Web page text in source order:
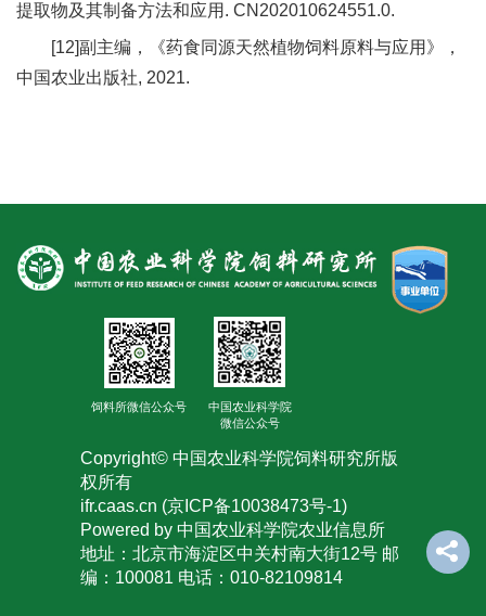
提取物及其制备方法和应用. CN202010624551.0.
[12]副主编，《药食同源天然植物饲料原料与应用》，
中国农业出版社, 2021.
饲料所微信公众号
中国农业科学院
微信公众号
Copyright© 中国农业科学院饲料研究所版
权所有
ifr.caas.cn (京ICP备10038473号-1)
Powered by 中国农业科学院农业信息所
地址：北京市海淀区中关村南大街12号 邮
编：100081 电话：010-82109814